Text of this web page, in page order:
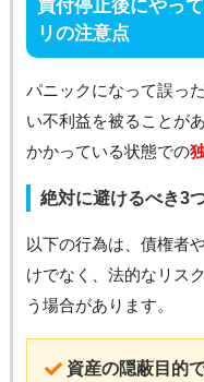
買付停止後にやっ
リの注意点
パニックになって誤っ
い不利益を被ることが
かかっている状態での
絶対に避けるべき3
以下の行為は、債権者
けでなく、法的なリス
う場合があります。
資産の隠蔽目的